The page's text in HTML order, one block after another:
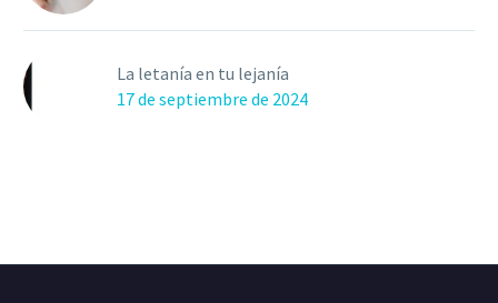
La letanía en tu lejanía
17 de septiembre de 2024